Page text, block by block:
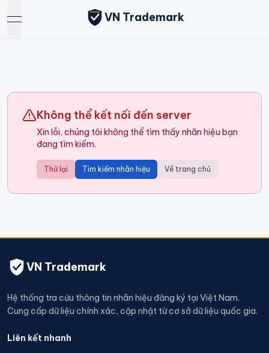
open navigation menu
VN Trademark
Không thể kết nối đến server
Xin lỗi, chúng tôi không thể tìm thấy nhãn hiệu bạn
đang tìm kiếm.
Thử lại Tìm kiếm nhãn hiệu Về trang chủ
VN Trademark
Hệ thống tra cứu thông tin nhãn hiệu đăng ký tại Việt Nam.
Cung cấp dữ liệu chính xác, cập nhật từ cơ sở dữ liệu quốc gia.
Liên kết nhanh